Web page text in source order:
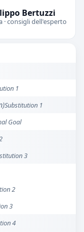
Bertuzzi
consigli dell'esperto
1
Substitution 1
Goal
3
2
3
4